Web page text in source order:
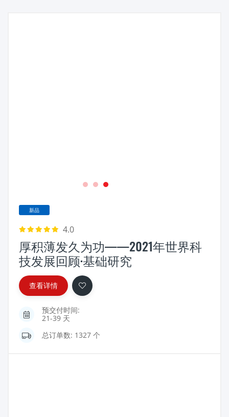
1 2 3
新品
4.0
厚积薄发久为功——2021年世界科
技发展回顾·基础研究
查看详情
预交付时间:
21-39 天
总订单数: 1327 个